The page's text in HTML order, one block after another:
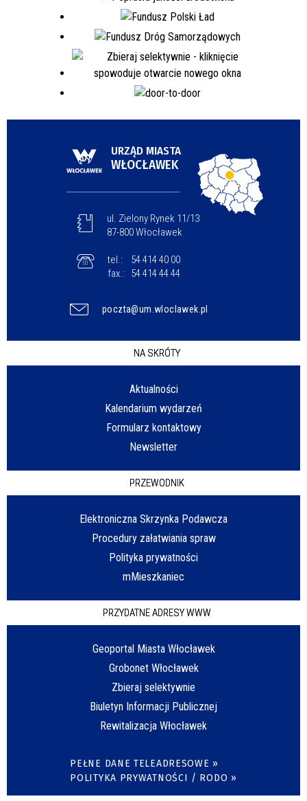
URZĄD MIASTA
WŁOCŁAWEK
ul. Zielony Rynek 11/13
87-800 Włocławek
tel.:
54 414 40 00
fax.:
54 414 44 44
poczta@um.wloclawek.pl
NA SKRÓTY
Aktualności
Kalendarium wydarzeń
Formularz kontaktowy
Newsletter
PRZEWODNIK
Elektroniczna Skrzynka Podawcza
Procedury załatwiania spraw
Polityka prywatności
mMieszkaniec
PRZYDATNE ADRESY WWW
Geoportal Miasta Włocławek
Grobonet Włocławek
Zbieraj selektywnie
Biuletyn Informacji Publicznej
Rewitalizacja Włocławek
PEŁNE DANE TELEADRESOWE »
POLITYKA PRYWATNOŚCI / RODO »